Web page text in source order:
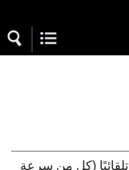
(كل من سرعة